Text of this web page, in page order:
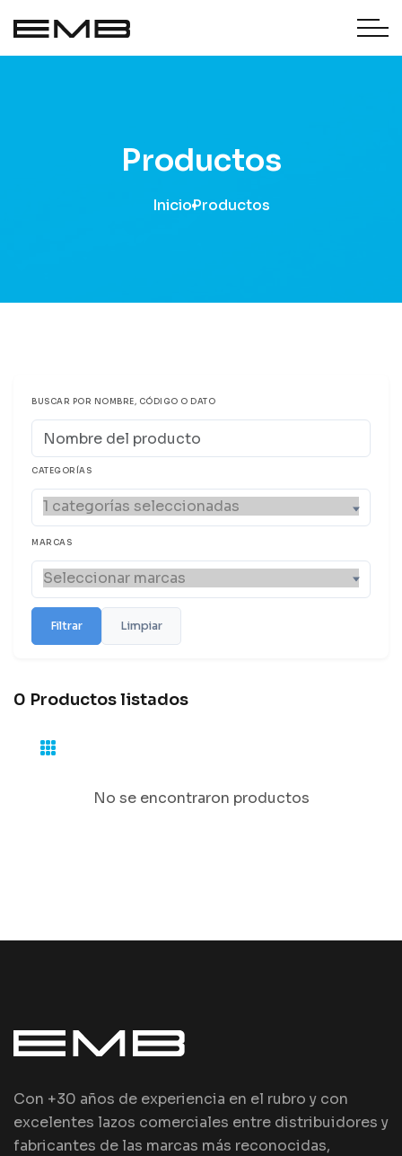
Productos
InicioProductos
BUSCAR POR NOMBRE, CÓDIGO O DATO
CATEGORÍAS
MARCAS
Filtrar Limpiar
0 Productos listados
No se encontraron productos
Con +30 años de experiencia en el rubro y con
excelentes lazos comerciales entre distribuidores y
fabricantes de las marcas más reconocidas,